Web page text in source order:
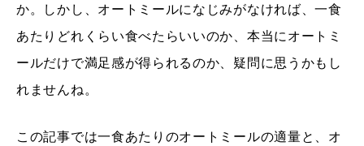
か。しかし、オートミールになじみがなければ、一食
あたりどれくらい食べたらいいのか、本当にオートミ
ールだけで満足感が得られるのか、疑問に思うかもし
れませんね。
この記事では一食あたりのオートミールの適量と、オ